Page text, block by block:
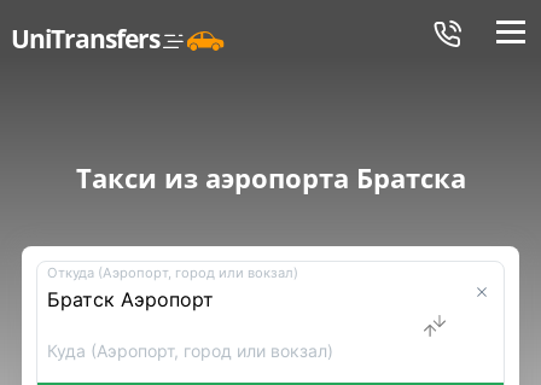
UniTransfers Меню
Такси из аэропорта Братска
Откуда (Аэропорт, город или вокзал)
Куда (Аэропорт, город или вокзал)